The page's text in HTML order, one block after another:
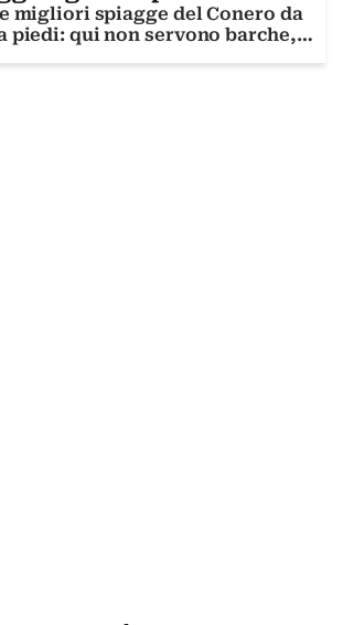
migliori spiagge del Conero da
piedi: qui non servono barche,